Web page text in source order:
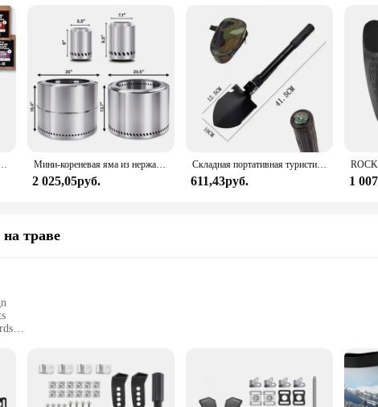
термометром, мастер-гриль 4 в 1, коптильня для барбекю, уличная воздушная фритюрница, Мини-кореневая яма из нержавеющей стали 5,5 дюйма для стола, небольшая настольная костра для костра Smores, уличная костра, столешница с сумкой для переноски
2 025,05руб.
Складная портативная туристическая Лопата для инженерного транспорта
611,43руб. 1
траве